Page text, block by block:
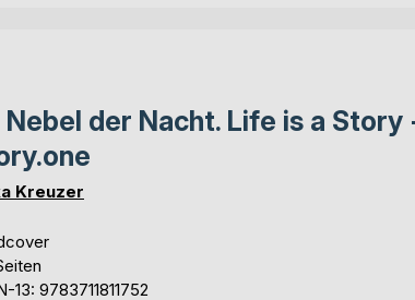
Nebel der Nacht. Life is a Story
Kreuzer
13: 9783711811752